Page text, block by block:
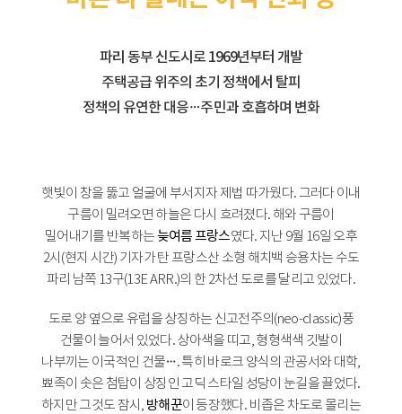
파리 동부 신도시로 1969년부터 개발
주택공급 위주의 초기 정책에서 탈피
정책의 유연한 대응…주민과 호흡하며 변화
햇빛이 창을 뚫고 얼굴에 부서지자 제법 따가웠다. 그러다 이내
구름이 밀려오면 하늘은 다시 흐려졌다. 해와 구름이
밀어내기를 반복하는늦여름 프랑스였다. 지난 9월 16일 오후
2시(현지 시간) 기자가 탄 프랑스산 소형 해치백 승용차는 수도
파리 남쪽 13구(13E ARR.)의 한 2차선 도로를 달리고 있었다.
도로 양 옆으로 유럽을 상징하는 신고전주의(neo-classic)풍
건물이 늘어서 있었다. 상아색을 띠고, 형형색색 깃발이
나부끼는 이국적인 건물…. 특히 바로크 양식의 관공서와 대학,
뾰족이 솟은 첨탑이 상징인 고딕 스타일 성당이 눈길을 끌었다.
하지만 그것도 잠시, 방해꾼이 등장했다. 비좁은 차도로 몰리는